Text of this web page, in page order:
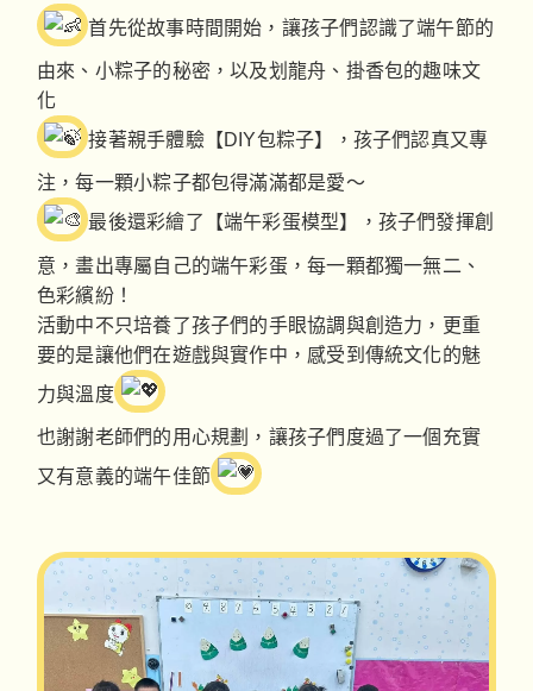
首先從故事時間開始，讓孩子們認識了端午節的
由來、小粽子的秘密，以及划龍舟、掛香包的趣味文
化
接著親手體驗【DIY包粽子】，孩子們認真又專
注，每一顆小粽子都包得滿滿都是愛～
最後還彩繪了【端午彩蛋模型】，孩子們發揮創
意，畫出專屬自己的端午彩蛋，每一顆都獨一無二、
色彩繽紛！
活動中不只培養了孩子們的手眼協調與創造力，更重
要的是讓他們在遊戲與實作中，感受到傳統文化的魅
力與溫度
也謝謝老師們的用心規劃，讓孩子們度過了一個充實
又有意義的端午佳節